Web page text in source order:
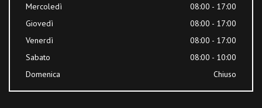
Mercoledì
08:00 - 17:00
Giovedì
08:00 - 17:00
Venerdì
08:00 - 17:00
Sabato
08:00 - 10:00
Domenica
Chiuso